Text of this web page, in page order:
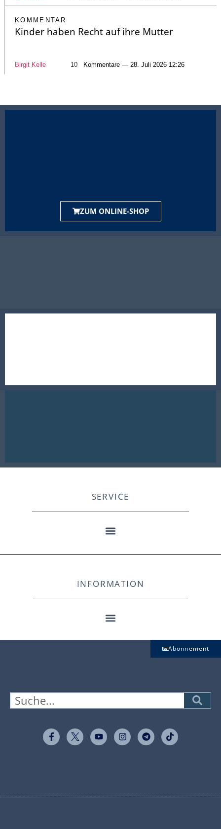
KOMMENTAR
Kinder haben Recht auf ihre Mutter
Birgit Kelle 10 Kommentare — 28. Juli 2026 12:26
ZUM ONLINE-SHOP
SERVICE
INFORMATION
Abonnement